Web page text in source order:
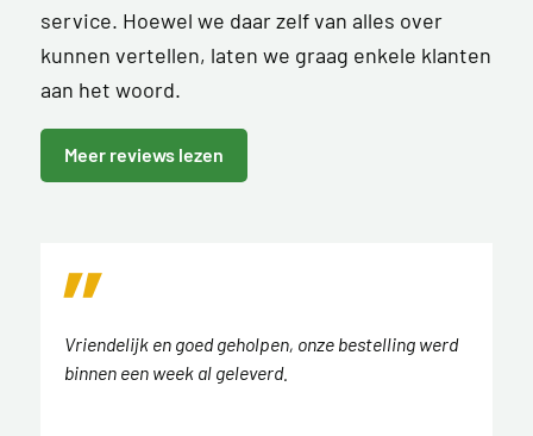
service. Hoewel we daar zelf van alles over
kunnen vertellen, laten we graag enkele klanten
aan het woord.
Meer reviews lezen
Vriendelijk en goed geholpen, onze bestelling werd
binnen een week al geleverd.